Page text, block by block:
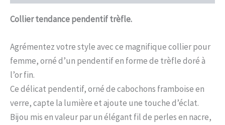
Collier tendance pendentif trèfle.
Agrémentez votre style avec ce magnifique collier pour
femme, orné d’un pendentif en forme de trèfle doré à
l’or fin.
Ce délicat pendentif, orné de cabochons framboise en
verre, capte la lumière et ajoute une touche d’éclat.
Bijou mis en valeur par un élégant fil de perles en nacre,